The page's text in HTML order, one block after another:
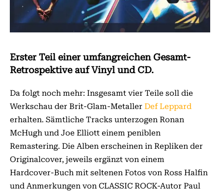
Erster Teil einer umfangreichen Gesamt-
Retrospektive auf Vinyl und CD.
Da folgt noch mehr: Insgesamt vier Teile soll die
Werkschau der Brit-Glam-Metaller Def Leppard
erhalten. Sämtliche Tracks unterzogen Ronan
McHugh und Joe Elliott einem peniblen
Remastering. Die Alben erscheinen in Repliken der
Original­­cover, jeweils ergänzt von einem
Hardcover-Buch mit seltenen Fotos von Ross Halfin
und Anmerkungen von CLASSIC ROCK-Autor Paul